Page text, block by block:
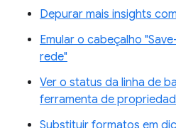
Depurar mais insights
Emular o cabeçalho
rede"
Ver o status da linha de
ferramenta de
Substituir formatos em